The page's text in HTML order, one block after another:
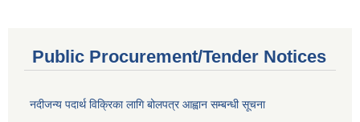
Public Procurement/Tender Notices
नदीजन्य पदार्थ विक्रिका लागि बोलपत्र आह्वान सम्बन्धी सूचना